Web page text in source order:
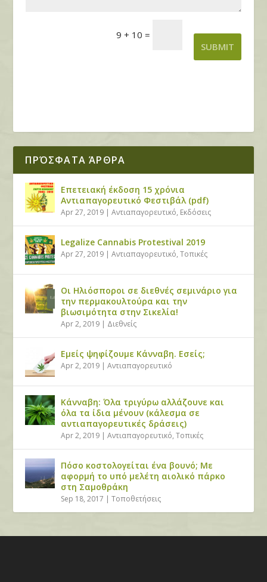
9 + 10 =
SUBMIT
ΠΡΌΣΦΑΤΑ ΆΡΘΡΑ
Επετειακή έκδοση 15 χρόνια
Αντιαπαγορευτικό Φεστιβάλ (pdf)
Apr 27, 2019 |Αντιαπαγορευτικό, Εκδόσεις
Legalize Cannabis Protestival 2019
Apr 27, 2019 |Αντιαπαγορευτικό,Τοπικές
Οι Ηλιόσποροι σε διεθνές σεμινάριο για
την περμακουλτούρα και την
βιωσιμότητα στην Σικελία!
Apr 2, 2019 | Διεθνείς
Εμείς ψηφίζουμε Κάνναβη. Εσείς;
Apr 2, 2019 |Αντιαπαγορευτικό
Κάνναβη: Όλα τριγύρω αλλάζουνε και
όλα τα ίδια μένουν (κάλεσμα σε
αντιαπαγορευτικές δράσεις)
Apr 2, 2019 |Αντιαπαγορευτικό,Τοπικές
Πόσο κοστολογείται ένα βουνό; Με
αφορμή το υπό μελέτη αιολικό πάρκο
στη Σαμοθράκη
Sep 18, 2017 |Τοποθετήσεις